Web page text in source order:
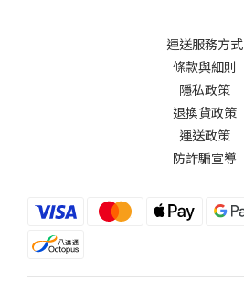
運送服務方式
條款與細則
隱私政策
退換貨政策
運送政策
防詐騙宣導